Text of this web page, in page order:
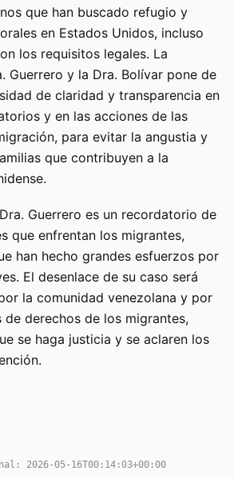
que han buscado refugio y
en Estados Unidos, incluso
los requisitos legales. La
Guerrero y la Dra. Bolívar pone de
de claridad y transparencia en
y en las acciones de las
para evitar la angustia y
que contribuyen a la
Guerrero es un recordatorio de
que enfrentan los migrantes,
han hecho grandes esfuerzos por
El desenlace de su caso será
la comunidad venezolana y por
de derechos de los migrantes,
se haga justicia y se aclaren los
2026-05-16T00:14:03+00:00